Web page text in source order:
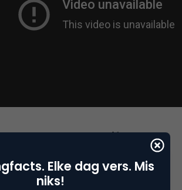
& Spotify
Elke dag vers. Mis
niks!